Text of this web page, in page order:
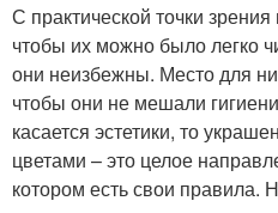
С практической точки
чтобы их можно было легко
они неизбежны. Место для
чтобы они не мешали
касается эстетики, то
цветами – это целое
котором есть свои правила.